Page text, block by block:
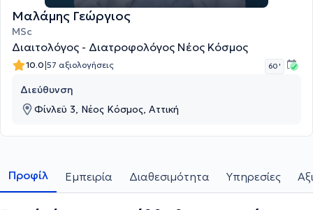
Μαλάμης Γεώργιος
MSc
Διαιτολόγος - Διατροφολόγος Νέος Κόσμος
10.0|57 αξιολογήσεις 60 '
Διεύθυνση
Φίνλεϋ 3, Νέος Κόσμος, Αττική
Προφίλ Εμπειρία Διαθεσιμότητα Υπηρεσίες